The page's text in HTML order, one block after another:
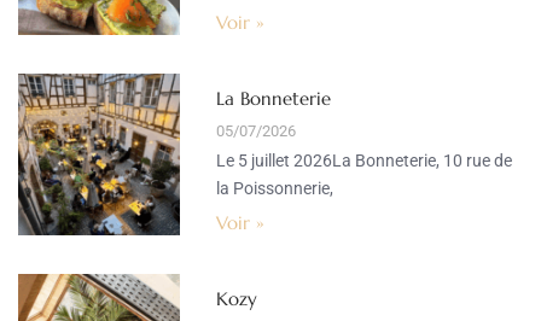
Voir »
La Bonneterie
05/07/2026
Le 5 juillet 2026La Bonneterie, 10 rue de
la Poissonnerie,
Voir »
Kozy